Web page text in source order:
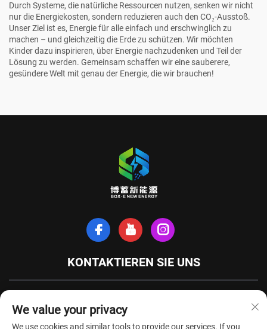
Durch Systeme, die natürliche Ressourcen nutzen, senken wir nicht
nur die Energiekosten, sondern reduzieren auch den CO₂-Ausstoß.
Unser Ziel ist es, Energie für alle einfach und erschwinglich zu
machen – und gleichzeitig die Erde zu schützen. Wir möchten
Kinder dazu inspirieren, über Energie nachzudenken und Teil der
Lösung zu werden. Gemeinsam schaffen wir eine sauberere,
gesündere Welt mit genau der Energie, die wir brauchen!
KONTAKTIEREN SIE UNS
+86-18949493005
We value your privacy
We use cookies and similar tools to provide our services. If you